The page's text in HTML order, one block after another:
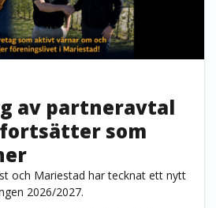
av partneravtal
fortsätter som
och Mariestad har tecknat ett nytt
2026/2027.